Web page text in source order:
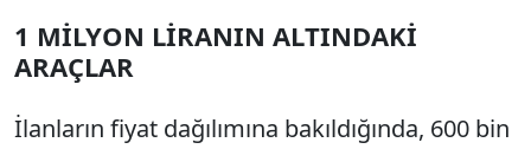
1 MİLYON LİRANIN ALTINDAKİ
ARAÇLAR
İlanların fiyat dağılımına bakıldığında, 600 bin